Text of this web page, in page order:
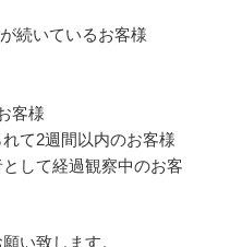
続いているお客様
客様
て2週間以内のお客様
して経過観察中のお客
い致します。